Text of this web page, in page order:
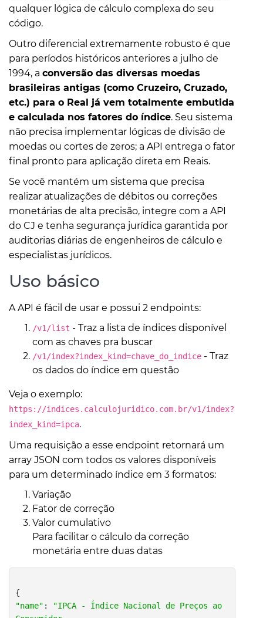
qualquer lógica de cálculo complexa do seu
código.
Outro diferencial extremamente robusto é que
para períodos históricos anteriores a julho de
1994, a conversão das diversas moedas
brasileiras antigas (como Cruzeiro, Cruzado,
etc.) para o Real já vem totalmente embutida
e calculada nos fatores do índice. Seu sistema
não precisa implementar lógicas de divisão de
moedas ou cortes de zeros; a API entrega o fator
final pronto para aplicação direta em Reais.
Se você mantém um sistema que precisa
realizar atualizações de débitos ou correções
monetárias de alta precisão, integre com a API
do CJ e tenha segurança jurídica garantida por
auditorias diárias de engenheiros de cálculo e
especialistas jurídicos.
Uso básico
A API é fácil de usar e possui 2 endpoints:
/v1/list - Traz a lista de índices disponível
com as chaves pra buscar
/v1/index?index_kind=chave_do_indice - Traz
os dados do índice em questão
Veja o exemplo:
https://indices.calculojuridico.com.br/v1/index?
index_kind=ipca.
Uma requisição a esse endpoint retornará um
array JSON com todos os valores disponíveis
para um determinado índice em 3 formatos:
Variação
Fator de correção
Valor cumulativo
Para facilitar o cálculo da correção
monetária entre duas datas
"name" :
"IPCA - Índice Nacional de Preços ao